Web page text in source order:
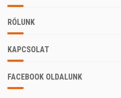
RÓLUNK
KAPCSOLAT
FACEBOOK OLDALUNK